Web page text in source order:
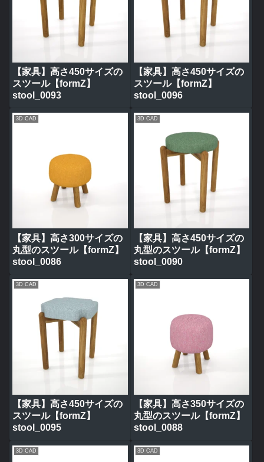
【家具】高さ450サイズの
スツール【formZ】
stool_0093
【家具】高さ450サイズの
スツール【formZ】
stool_0096
3D CAD
【家具】高さ300サイズの
丸型のスツール【formZ】
stool_0086
3D CAD
【家具】高さ450サイズの
丸型のスツール【formZ】
stool_0090
3D CAD
【家具】高さ450サイズの
スツール【formZ】
stool_0095
3D CAD
【家具】高さ350サイズの
丸型のスツール【formZ】
stool_0088
3D CAD 3D CAD